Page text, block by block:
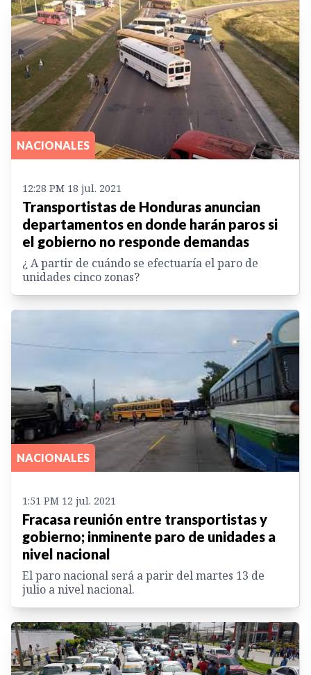
NACIONALES
12:28 PM 18 jul. 2021
Transportistas de Honduras anuncian
departamentos en donde harán paros si
el gobierno no responde demandas
¿ A partir de cuándo se efectuaría el paro de
unidades cinco zonas?
NACIONALES
1:51 PM 12 jul. 2021
Fracasa reunión entre transportistas y
gobierno; inminente paro de unidades a
nivel nacional
El paro nacional será a parir del martes 13 de
julio a nivel nacional.